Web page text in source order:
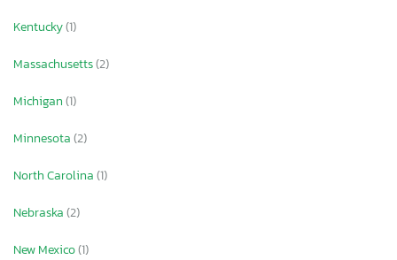
Kentucky(1)
Massachusetts(2)
Michigan(1)
Minnesota(2)
North Carolina(1)
Nebraska(2)
New Mexico(1)